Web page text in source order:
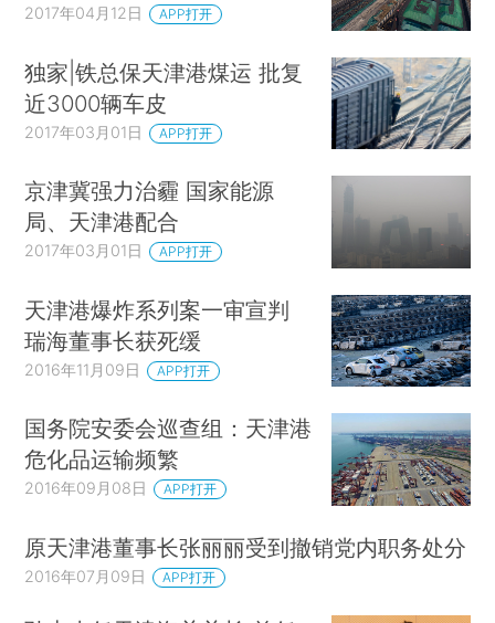
2017年04月12日 APP打开
独家|铁总保天津港煤运 批复
近3000辆车皮
2017年03月01日 APP打开
京津冀强力治霾 国家能源
局、天津港配合
2017年03月01日 APP打开
天津港爆炸系列案一审宣判
瑞海董事长获死缓
2016年11月09日 APP打开
国务院安委会巡查组：天津港
危化品运输频繁
2016年09月08日 APP打开
原天津港董事长张丽丽受到撤销党内职务处分
2016年07月09日 APP打开